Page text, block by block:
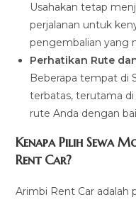
Usahakan tetap
perjalanan untuk
pengembalian yang
Perhatikan Rute
Beberapa tempat di
terbatas, terutama di
rute Anda dengan
Kenapa Pilih Sewa
Rent Car?
Arimbi Rent Car adalah